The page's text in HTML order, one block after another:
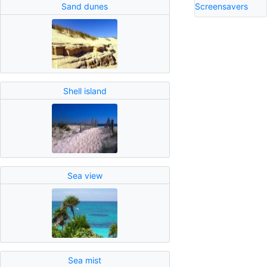
Sand dunes
Shell island
Sea view
Sea mist
Screensavers